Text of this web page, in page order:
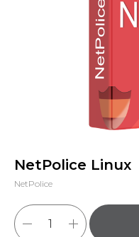
NetPolice Linux
NetPolice